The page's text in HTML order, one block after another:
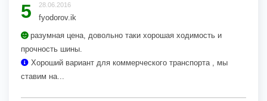
5 28.06.2016
fyodorov.ik
разумная цена, довольно таки хорошая ходимость и
прочность шины.
Хороший вариант для коммерческого транспорта , мы
ставим на...